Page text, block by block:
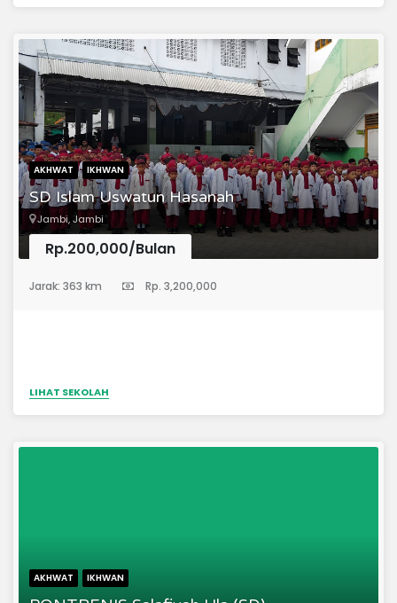
AKHWAT IKHWAN
SD Islam Uswatun Hasanah
Jambi, Jambi
Rp.200,000/Bulan
Jarak: 363 km Rp. 3,200,000
LIHAT SEKOLAH
AKHWAT IKHWAN